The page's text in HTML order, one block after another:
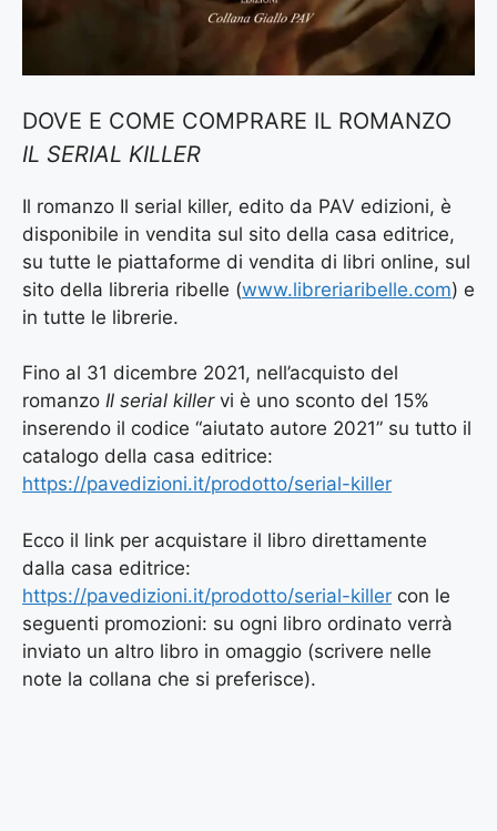
DOVE E COME COMPRARE IL ROMANZO
IL SERIAL KILLER
Il romanzo Il serial killer, edito da PAV edizioni, è
disponibile in vendita sul sito della casa editrice,
su tutte le piattaforme di vendita di libri online, sul
sito della libreria ribelle (www.libreriaribelle.com) e
in tutte le librerie.
Fino al 31 dicembre 2021, nell’acquisto del
romanzo Il serial killer vi è uno sconto del 15%
inserendo il codice “aiutato autore 2021” su tutto il
catalogo della casa editrice:
https://pavedizioni.it/prodotto/serial-killer
Ecco il link per acquistare il libro direttamente
dalla casa editrice:
https://pavedizioni.it/prodotto/serial-killer con le
seguenti promozioni: su ogni libro ordinato verrà
inviato un altro libro in omaggio (scrivere nelle
note la collana che si preferisce).